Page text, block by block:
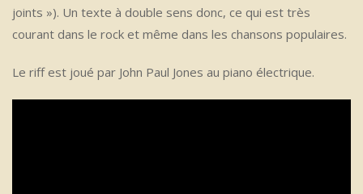
joints »). Un texte à double sens donc, ce qui est très
courant dans le rock et même dans les chansons populaires.
Le riff est joué par John Paul Jones au piano électrique.